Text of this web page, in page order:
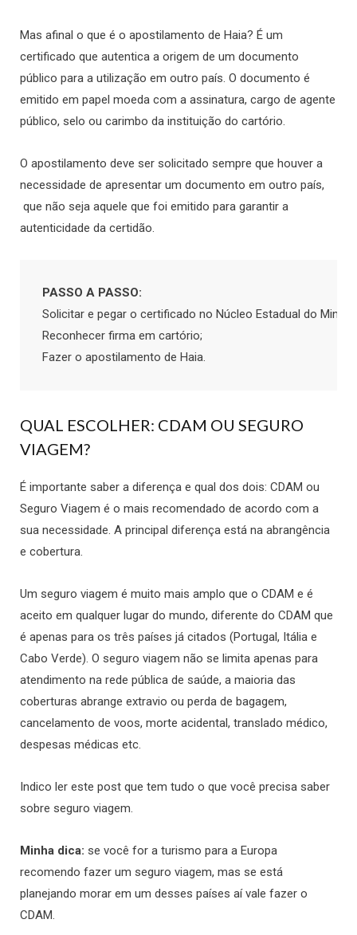
Mas afinal o que é o apostilamento de Haia? É um
certificado que autentica a origem de um documento
público para a utilização em outro país. O documento é
emitido em papel moeda com a assinatura, cargo de agente
público, selo ou carimbo da instituição do cartório.
O apostilamento deve ser solicitado sempre que houver a
necessidade de apresentar um documento em outro país,
que não seja aquele que foi emitido para garantir a
autenticidade da certidão.
PASSO A PASSO:
Solicitar e pegar o certificado no Núcleo Estadual do
Reconhecer firma em cartório;
Fazer o apostilamento de Haia.
QUAL ESCOLHER: CDAM OU SEGURO
VIAGEM?
É importante saber a diferença e qual dos dois: CDAM ou
Seguro Viagem é o mais recomendado de acordo com a
sua necessidade. A principal diferença está na abrangência
e cobertura.
Um seguro viagem é muito mais amplo que o CDAM e é
aceito em qualquer lugar do mundo, diferente do CDAM que
é apenas para os três países já citados (Portugal, Itália e
Cabo Verde). O seguro viagem não se limita apenas para
atendimento na rede pública de saúde, a maioria das
coberturas abrange extravio ou perda de bagagem,
cancelamento de voos, morte acidental, translado médico,
despesas médicas etc.
Indico ler este post que tem tudo o que você precisa saber
sobre seguro viagem.
Minha dica: se você for a turismo para a Europa
recomendo fazer um seguro viagem, mas se está
planejando morar em um desses países aí vale fazer o
CDAM.